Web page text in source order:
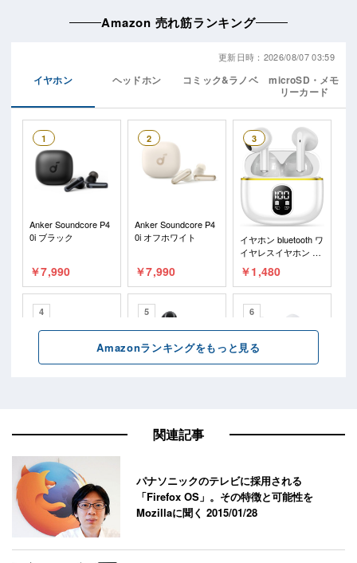
関連記事
パナソニックのテレビに採用される
「Firefox OS」。その特徴と可能性を
Mozillaに聞く2015/01/28